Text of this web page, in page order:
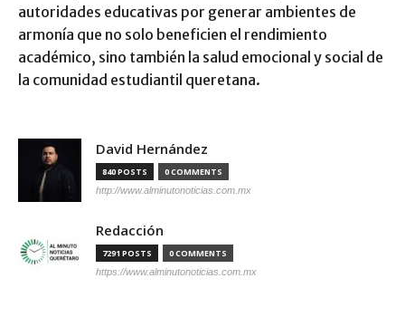
autoridades educativas por generar ambientes de
armonía que no solo beneficien el rendimiento
académico, sino también la salud emocional y social de
la comunidad estudiantil queretana.
David Hernández
840 POSTS 0 COMMENTS
http://www.alminutonoticias.com.mx
Redacción
7291 POSTS 0 COMMENTS
https://www.alminutonoticias.com.mx